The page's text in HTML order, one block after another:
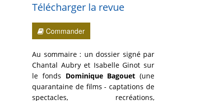
Télécharger la revue
Commander
Au sommaire : un dossier signé par
Chantal Aubry et Isabelle Ginot sur
le fonds Dominique Bagouet(une
quarantaine de films - captations de
spectacles, recréations,